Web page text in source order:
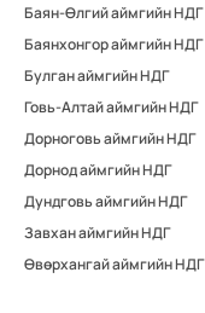
Баян-Өлгий аймгийн НДГ
Баянхонгор аймгийн НДГ
Булган аймгийн НДГ
Говь-Алтай аймгийн НДГ
Дорноговь аймгийн НДГ
Дорнод аймгийн НДГ
Дундговь аймгийн НДГ
Завхан аймгийн НДГ
Өвөрхангай аймгийн НДГ